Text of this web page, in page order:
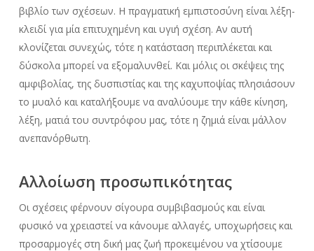
βιβλίο των σχέσεων. Η πραγματική εμπιστοσύνη είναι λέξη-
κλειδί για μία επιτυχημένη και υγιή σχέση. Αν αυτή
κλονίζεται συνεχώς, τότε η κατάσταση περιπλέκεται και
δύσκολα μπορεί να εξομαλυνθεί. Και μόλις οι σκέψεις της
αμφιβολίας, της δυσπιστίας και της καχυποψίας πλησιάσουν
το μυαλό και καταλήξουμε να αναλύουμε την κάθε κίνηση,
λέξη, ματιά του συντρόφου μας, τότε η ζημιά είναι μάλλον
ανεπανόρθωτη.
Αλλοίωση προσωπικότητας
Οι σχέσεις φέρνουν σίγουρα συμβιβασμούς και είναι
φυσικό να χρειαστεί να κάνουμε αλλαγές, υποχωρήσεις και
προσαρμογές στη δική μας ζωή προκειμένου να χτίσουμε